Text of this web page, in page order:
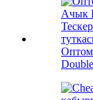
Оптом